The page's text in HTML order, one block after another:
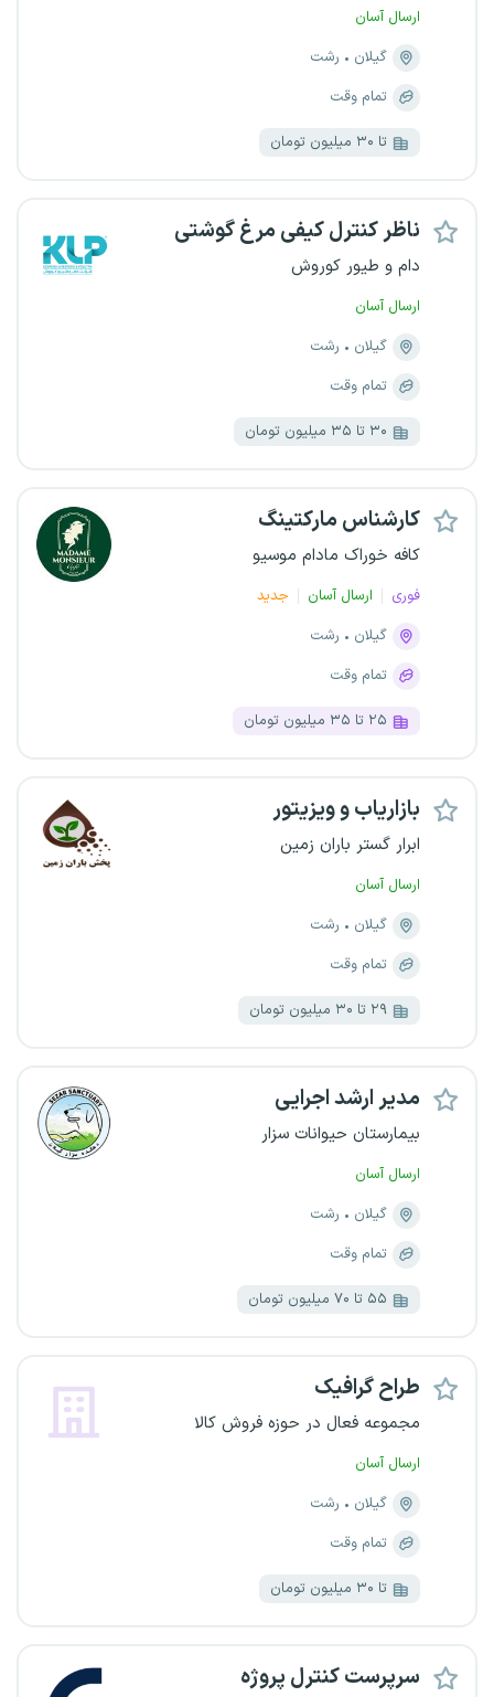
ارسال آسان
گیلان
رشت
تمام وقت
تا ۳۰ میلیون تومان
ناظر کنترل کیفی مرغ گوشتی
دام و طیور کوروش
ارسال آسان
گیلان
رشت
تمام وقت
۳۰ تا ۳۵ میلیون تومان
کارشناس مارکتینگ
کافه خوراک مادام موسیو
فوری ارسال آسان
جدید
گیلان
رشت
تمام وقت
۲۵ تا ۳۵ میلیون تومان
بازاریاب و ویزیتور
ابرار گستر باران زمین
ارسال آسان
گیلان
رشت
تمام وقت
۲۹ تا ۳۰ میلیون تومان
مدیر ارشد اجرایی
بیمارستان حیوانات سزار
ارسال آسان
گیلان
رشت
تمام وقت
۵۵ تا ۷۰ میلیون تومان
طراح گرافیک
مجموعه فعال در حوزه فروش کالا
ارسال آسان
گیلان
رشت
تمام وقت
تا ۳۰ میلیون تومان
سرپرست کنترل پروژه